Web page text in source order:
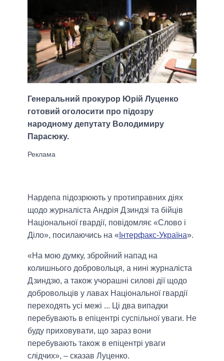
Генеральний прокурор Юрій Луценко
готовий оголосити про підозру
народному депутату Володимиру
Парасюку.
Нардепа підозрюють у протиправних діях
щодо журналіста Андрія Дзиндзі та бійців
Національної гвардії, повідомляє «Слово і
Діло», посилаючись на « Інтерфакс-Україна».
«На мою думку, збройний напад на
колишнього добровольця, а нині журналіста
Дзиндзю, а також учорашні силові дії щодо
добровольців у лавах Національної гвардії
переходять усі межі ... Ці два випадки
перебувають в епіцентрі суспільної уваги. Не
буду приховувати, що зараз вони
перебувають також в епіцентрі уваги
слідчих», – сказав Луценко.